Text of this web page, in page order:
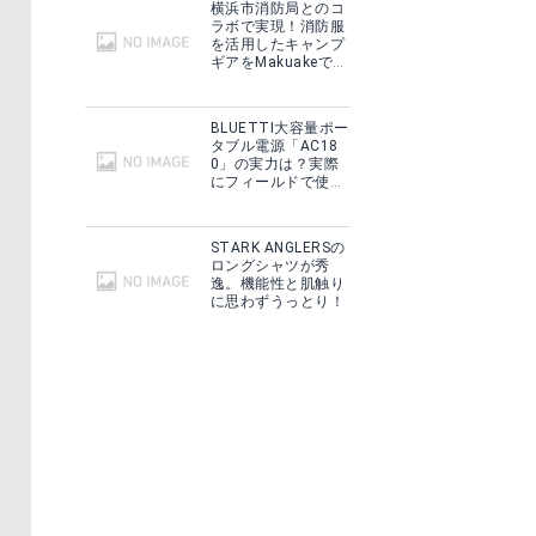
横浜市消防局とのコ
ラボで実現！消防服
を活用したキャンプ
ギアをMakuakeで予
BLUETTI大容量ポー
タブル電源「AC18
0」の実力は？実際
にフィールドで使用
STARK ANGLERSの
ロングシャツが秀
逸。機能性と肌触り
に思わずうっとり！